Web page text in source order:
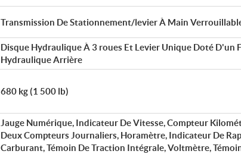
Transmission De Stationnement/levier À Main
Disque Hydraulique À 3 roues Et Levier Unique Doté D'un
Hydraulique Arrière
680 kg (1 500 lb)
Jauge Numérique, Indicateur De Vitesse, Compteur
Deux Compteurs Journaliers, Horamètre, Indicateur De
Carburant, Témoin De Traction Intégrale, Voltmètre,